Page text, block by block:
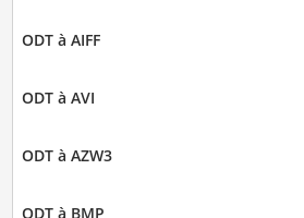
ODT à AIFF
ODT à AVI
ODT à AZW3
ODT à BMP